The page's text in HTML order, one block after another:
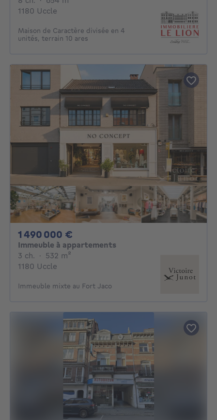
1180 Uccle
Maison de Caractère divisée en 4
unités, terrain 10 ares
1 490 000 €
Immeuble à appartements
3 ch. 3 chambres
· 532 m²
1180 Uccle
Immeuble mixte au Fort Jaco